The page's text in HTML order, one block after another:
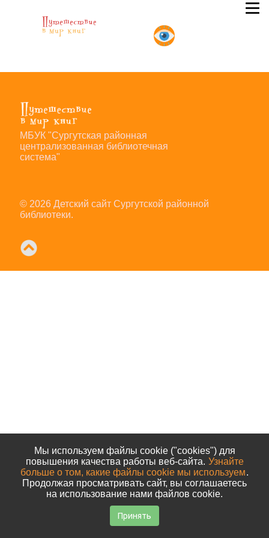
МБУК "Сургутская районная
централизованная библиотечная
система"
© 2026 Детский сайт Сургутской районной
библиотеки.
Мы используем файлы cookie ("cookies") для
повышения качества работы веб-сайта. Узнайте
больше о том, какие файлы cookie мы используем.
Продолжая просматривать сайт, вы соглашаетесь
на использование нами файлов cookie.
Принять